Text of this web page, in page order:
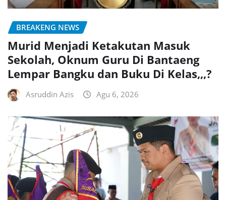
BREAKENG NEWS
Murid Menjadi Ketakutan Masuk
Sekolah, Oknum Guru Di Bantaeng
Lempar Bangku dan Buku Di Kelas,,,?
Asruddin Azis Agu 6, 2026